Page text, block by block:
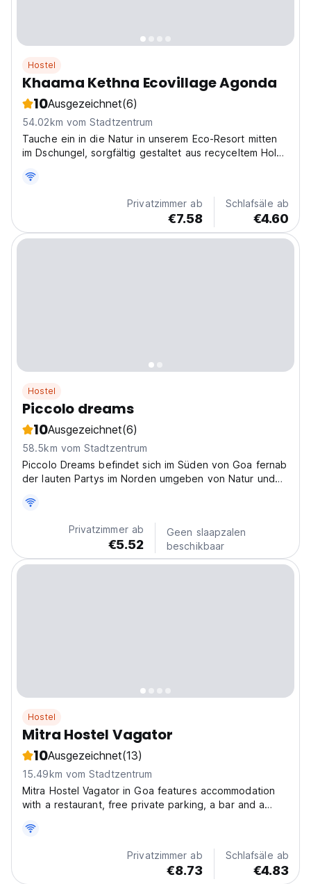
Hostel
Khaama Kethna Ecovillage Agonda
10Ausgezeichnet(6)
54.02km vom Stadtzentrum
Tauche ein in die Natur in unserem Eco-Resort mitten
im Dschungel, sorgfältig gestaltet aus recyceltem Holz,
minimieren. Nur 3 km vom berühmten Strand von
Agonda entfernt, bietet unser Refugium einen ruhigen...
Privatzimmer ab
€7.58
Schlafsäle ab
€4.60
Hostel
Piccolo dreams
10Ausgezeichnet(6)
58.5km vom Stadtzentrum
Piccolo Dreams befindet sich im Süden von Goa fernab
der lauten Partys im Norden umgeben von Natur und
Privatzimmer ab
€5.52
Geen slaapzalen
beschikbaar
Hostel
Mitra Hostel Vagator
10Ausgezeichnet(13)
15.49km vom Stadtzentrum
Mitra Hostel Vagator in Goa features accommodation
with a restaurant, free private parking, a bar and a
a 24-hour front desk and room service, along with free
WiFi throughout the property. The accommodation...
Privatzimmer ab
€8.73
Schlafsäle ab
€4.83